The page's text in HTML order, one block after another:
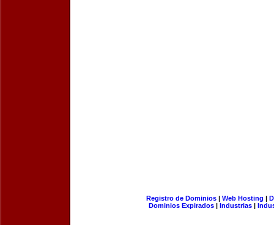
Registro de Dominios| Web Hosting |
Dominios Expirados | Industrias |